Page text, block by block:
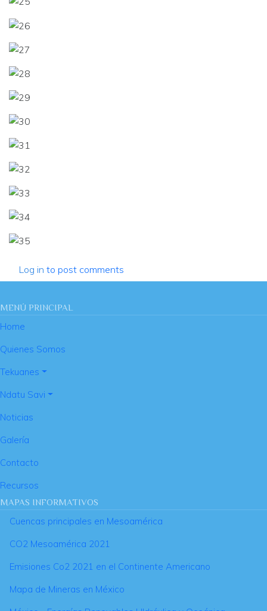
Log in to post comments
MENÚ PRINCIPAL
Home
Quienes Somos
Tekuanes
Ndatu Savi
Noticias
Galería
Contacto
Recursos
MAPAS INFORMATIVOS
Cuencas principales en Mesoamérica
CO2 Mesoamérica 2021
Emisiones Co2 2021 en el Continente Americano
Mapa de Mineras en México